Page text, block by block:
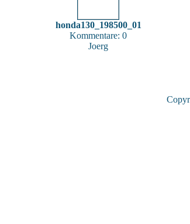
honda130_198500_01
Kommentare: 0
Joerg